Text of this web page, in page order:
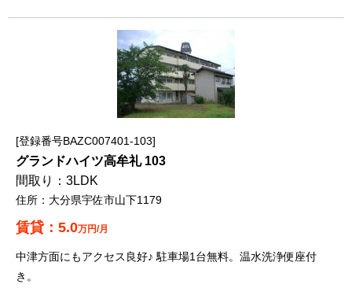
登録番号BAZC007401-103
グランドハイツ高牟礼 103
3LDK
大分県宇佐市山下1179
5.0万円/月
中津方面にもアクセス良好♪ 駐車場1台無料。温水洗浄便座付
き。